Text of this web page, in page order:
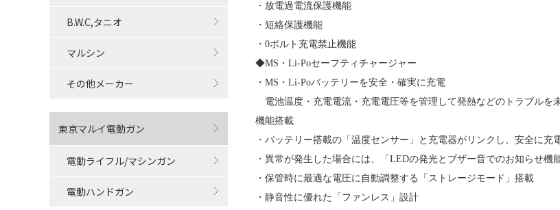
・放電過電流保護機能
・短絡保護機能
・0ボルト充電禁止機能
◆MS・Li-Poセーフティチャージャー
・MS・Li-Poバッテリーを安全・確実に充電
電池温度・充電電流・充電電圧等を管理して発熱などのトラブルを
機能搭載
・バッテリー搭載の「温度センサー」と充電器がリンクし、安全に充
・異常が発生した場合には、「LEDの発光とブザー音でのお知らせ機
・保管時に最適な電圧に自動調整する「ストレージモード」搭載
・静音性に優れた「ファンレス」設計
B.W.C,タニオ
マルシン
その他メーカー
東京マルイ電動ガン
電動ライフル/マシンガン
電動ハンドガン